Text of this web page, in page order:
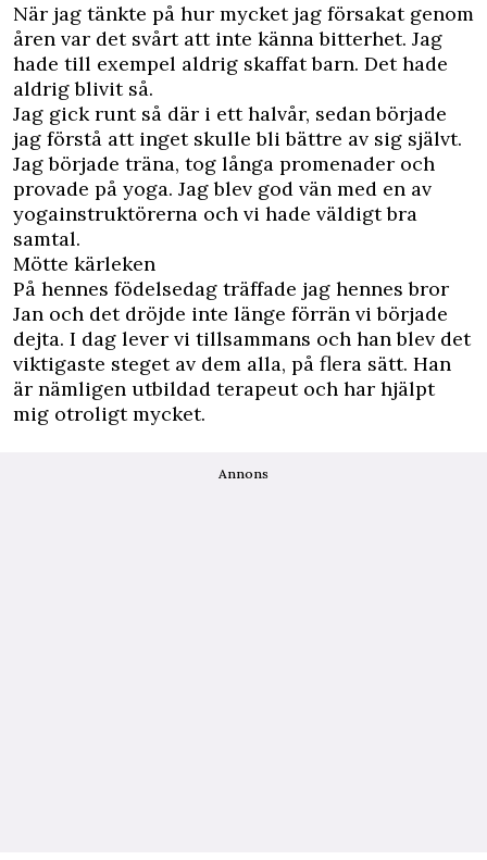
När jag tänkte på hur mycket jag försakat genom
åren var det svårt att inte känna bitterhet. Jag
hade till exempel aldrig skaffat barn. Det hade
aldrig blivit så.
Jag gick runt så där i ett halvår, sedan började
jag förstå att inget skulle bli bättre av sig självt.
Jag började träna, tog långa promenader och
provade på yoga. Jag blev god vän med en av
yogainstruktörerna och vi hade väldigt bra
samtal.
Mötte kärleken
På hennes födelsedag träffade jag hennes bror
Jan och det dröjde inte länge förrän vi började
dejta. I dag lever vi tillsammans och han blev det
viktigaste steget av dem alla, på flera sätt. Han
är nämligen utbildad terapeut och har hjälpt
mig otroligt mycket.
Annons